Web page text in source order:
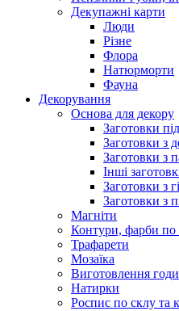
Декупажні карти
Люди
Різне
Флора
Натюрморти
Фауна
Декорування
Основа для декору
Заготовки
Заготовки з
Заготовки з
Інші
Заготовки з
Заготовки з
Магніти
Контури, фарби по
Трафарети
Мозаїка
Виготовлення
Натирки
Роспис по склу та